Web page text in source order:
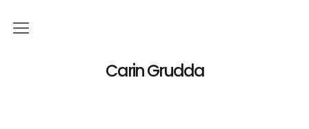
Carin Grudda
Deutsch